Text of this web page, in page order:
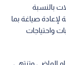
بالنسبة
لإعادة صياغة بما
واحتياجات
الماضي وتنتهي